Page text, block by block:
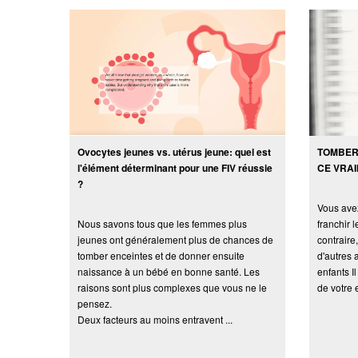
Ovocytes jeunes vs. utérus jeune: quel est
l'élément déterminant pour une FIV réussie
?
Nous savons tous que les femmes plus
jeunes ont généralement plus de chances de
tomber enceintes et de donner ensuite
naissance à un bébé en bonne santé. Les
raisons sont plus complexes que vous ne le
pensez.
Deux facteurs au moins entravent ...
CE
Vous
franchir
d'autres
enfants
de votre